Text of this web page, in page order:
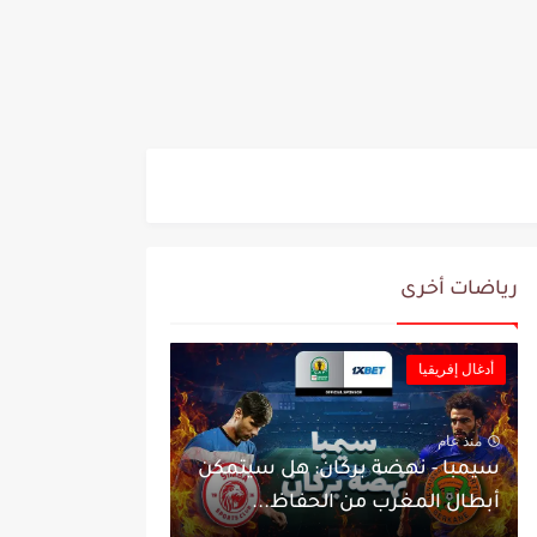
رياضات أخرى
أدغال إفريقيا
منذ عام
سيمبا - نهضة بركان: هل سيتمكن
أبطال المغرب من الحفاظ...